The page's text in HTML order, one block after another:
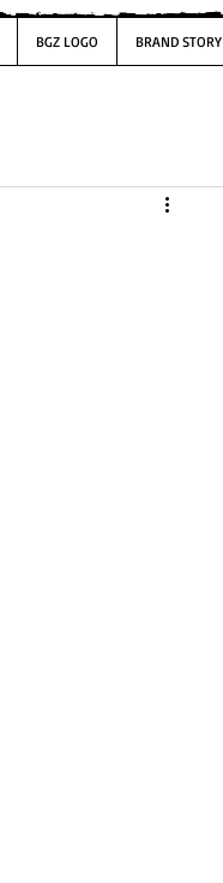
BGZ LOGO BRAND STORY